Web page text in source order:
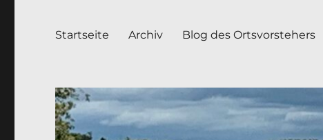
Startseite Archiv Blog des Ortsvorstehers